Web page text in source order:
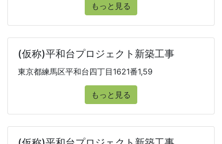
もっと見る
(仮称)平和台プロジェクト新築工事
東京都練馬区平和台四丁目1621番1,59
もっと見る